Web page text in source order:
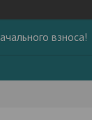
взноса!